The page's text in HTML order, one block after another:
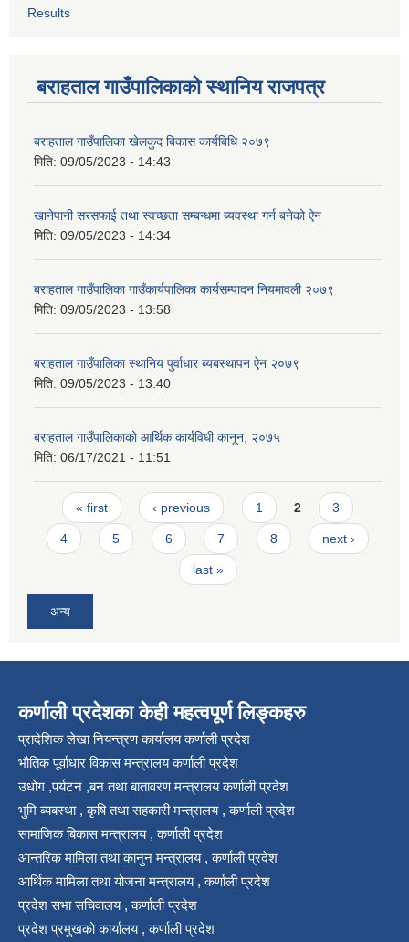
Results
बराहताल गाउँपालिकाको स्थानिय राजपत्र
बराहताल गाउँपालिका खेलकुद बिकास कार्यबिधि २०७९
मिति: 09/05/2023 - 14:43
खानेपानी सरसफाई तथा स्वच्छता सम्बन्धमा ब्यवस्था गर्न बनेको ऐन
मिति: 09/05/2023 - 14:34
बराहताल गाउँपालिका गाउँकार्यपालिका कार्यसम्पादन नियमावली २०७९
मिति: 09/05/2023 - 13:58
बराहताल गाउँपालिका स्थानिय पुर्वाधार ब्यबस्थापन ऐन २०७९
मिति: 09/05/2023 - 13:40
बराहताल गाउँपालिकाको आर्थिक कार्यविधी कानून, २०७५
मिति: 06/17/2021 - 11:51
Pages
« first ‹ previous 1 2 3
4 5 6 7 8 next ›
last »
अन्य
कर्णाली प्रदेशका केही महत्वपूर्ण लिङ्कहरु
प्रादेशिक लेखा नियन्त्रण कार्यालय कर्णाली प्रदेश
भौतिक पूर्वाधार विकास मन्त्रालय कर्णाली प्रदेश
उधोग ,पर्यटन ,बन तथा बातावरण मन्त्रालय कर्णाली प्रदेश
भुमि ब्यबस्था , कृषि तथा सहकारी मन्त्रालय , कर्णाली प्रदेश
सामाजिक बिकास मन्त्रालय , कर्णाली प्रदेश
आन्तरिक मामिला तथा कानुन मन्त्रालय , कर्णाली प्रदेश
आर्थिक मामिला तथा योजना मन्त्रालय , कर्णाली प्रदेश
प्रदेश सभा सचिवालय , कर्णाली प्रदेश
प्रदेश प्रमुखको कार्यालय , कर्णाली प्रदेश